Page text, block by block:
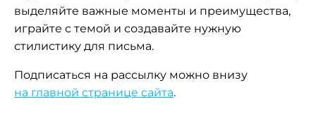
выделяйте важные моменты и преимущества,
играйте с темой и создавайте нужную
стилистику для письма.
Подписаться на рассылку можно внизу
на главной странице сайта.